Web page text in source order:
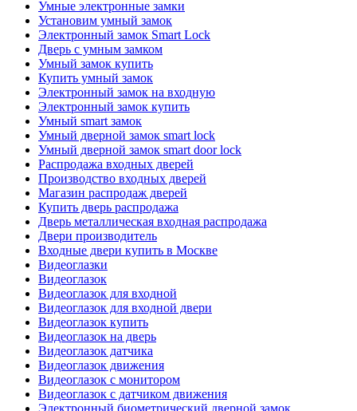
Умные электронные замки
Установим умный замок
Электронный замок Smart Lock
Дверь с умным замком
Умный замок купить
Купить умный замок
Электронный замок на входную
Электронный замок купить
Умный smart замок
Умный дверной замок smart lock
Умный дверной замок smart door lock
Распродажа входных дверей
Производство входных дверей
Магазин распродаж дверей
Купить дверь распродажа
Дверь металлическая входная распродажа
Двери производитель
Входные двери купить в Москве
Видеоглазки
Видеоглазок
Видеоглазок для входной
Видеоглазок для входной двери
Видеоглазок купить
Видеоглазок на дверь
Видеоглазок датчика
Видеоглазок движения
Видеоглазок с монитором
Видеоглазок с датчиком движения
Электронный биометрический дверной замок